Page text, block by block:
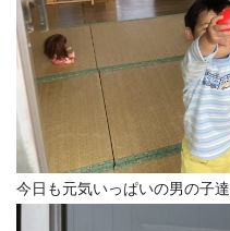
今日も元気いっぱいの男の子